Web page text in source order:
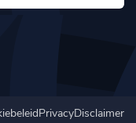
PrivacyDisclaimer